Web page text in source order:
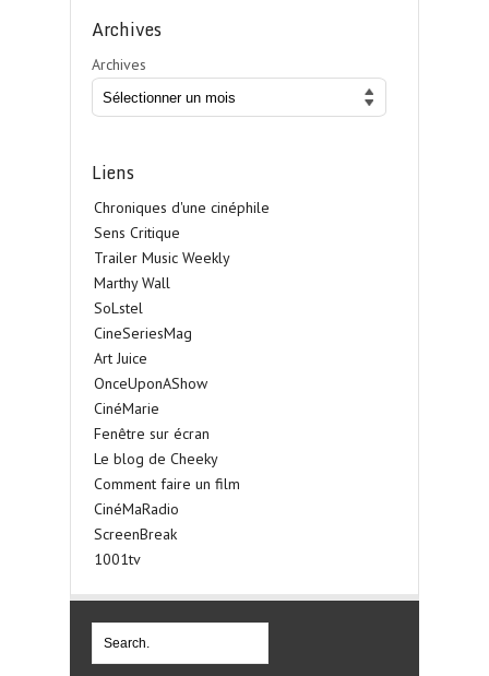
Archives
Archives
Liens
Chroniques d'une cinéphile
Sens Critique
Trailer Music Weekly
Marthy Wall
SoLstel
CineSeriesMag
Art Juice
OnceUponAShow
CinéMarie
Fenêtre sur écran
Le blog de Cheeky
Comment faire un film
CinéMaRadio
ScreenBreak
1001tv